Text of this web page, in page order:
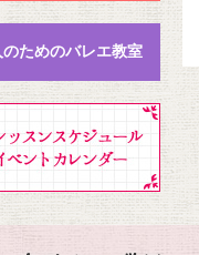
のためのバレエ教室